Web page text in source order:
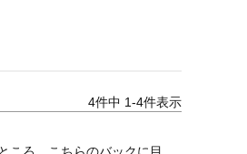
4件中 1-4件表示
ころ、こちらのバックに目